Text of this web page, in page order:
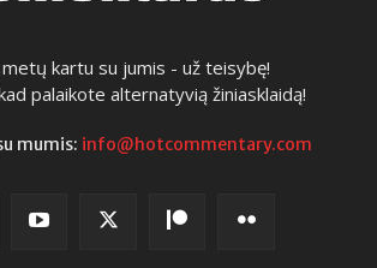
metų kartu su jumis - už teisybę!
palaikote alternatyvią žiniasklaidą!
mumis: info@hotcommentary.com